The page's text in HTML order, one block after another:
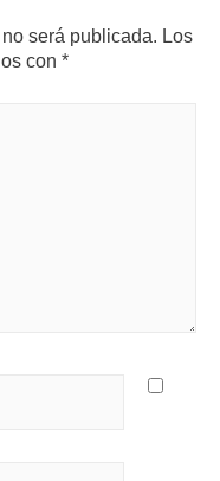
será publicada. Los
con *